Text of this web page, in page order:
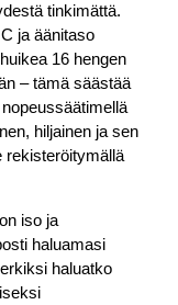
tinkimättä.
ja äänitaso
16 hengen
– tämä säästää
hiljainen ja sen
rekisteröitymällä
iso ja
haluamasi
haluatko